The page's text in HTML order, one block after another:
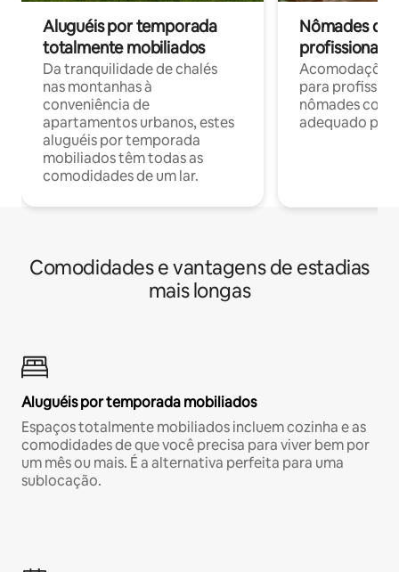
Aluguéis por temporada
totalmente mobiliados
Da tranquilidade de chalés
nas montanhas à
conveniência de
apartamentos urbanos, estes
aluguéis por temporada
mobiliados têm todas as
comodidades de um lar.
Nômades
profissionais
para
nômades com
adequado
Comodidades e vantagens de estadias
mais longas
Aluguéis por temporada mobiliados
Espaços totalmente mobiliados incluem cozinha e as
comodidades de que você precisa para viver bem por
um mês ou mais. É a alternativa perfeita para uma
sublocação.